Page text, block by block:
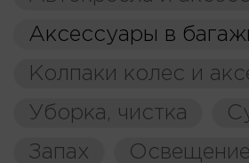
Аксессуары в
Колпаки колес и
Уборка, чистка
Запах